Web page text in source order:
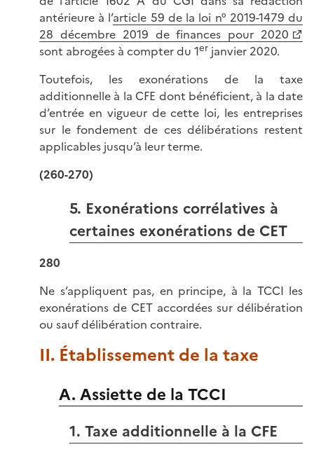
antérieure à l’article 59 de la loi n° 2019-1479 du
28 décembre 2019 de finances pour 2020
sont abrogées à compter du 1er janvier 2020.
Toutefois, les exonérations de la taxe
additionnelle à la CFE dont bénéficient, à la date
d’entrée en vigueur de cette loi, les entreprises
sur le fondement de ces délibérations restent
applicables jusqu’à leur terme.
(260-270)
5. Exonérations corrélatives à
certaines exonérations de CET
280
Ne s’appliquent pas, en principe, à la TCCI les
exonérations de CET accordées sur délibération
ou sauf délibération contraire.
II. Établissement de la taxe
A. Assiette de la TCCI
1. Taxe additionnelle à la CFE